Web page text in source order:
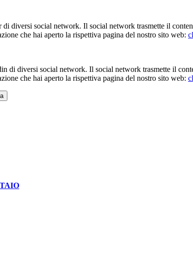
diversi social network. Il social network trasmette il
che hai aperto la rispettiva pagina del nostro sito web:
di diversi social network. Il social network trasmette il
che hai aperto la rispettiva pagina del nostro sito web: